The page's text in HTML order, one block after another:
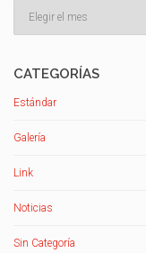
CATEGORÍAS
Estándar
Galería
Link
Noticias
Sin Categoría